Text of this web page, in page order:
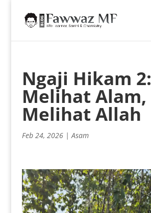
Ngaji Hikam 2:
Melihat Alam,
Melihat Allah
Feb 24, 2026|Asam